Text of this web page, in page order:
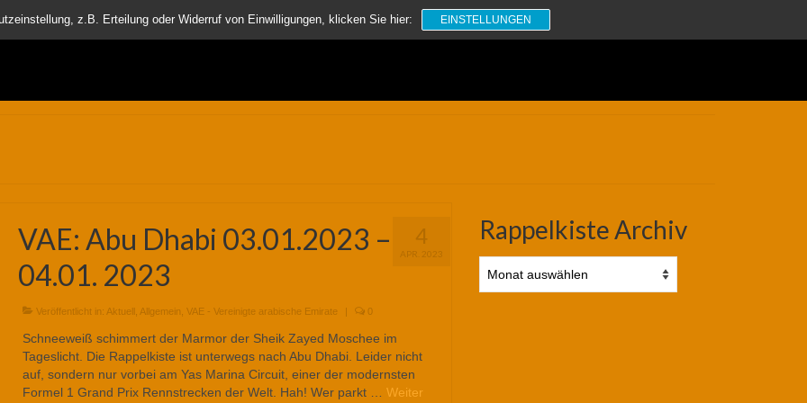
Suchen
nach:
4
APR. 2023
VAE: Abu Dhabi 03.01.2023 –
04.01. 2023
Veröffentlicht in: Aktuell, Allgemein VAE - Vereinigte arabische Emirate | 0
Schneeweiß schimmert der Marmor der Sheik Zayed Moschee im
Tageslicht. Die Rappelkiste ist unterwegs nach Abu Dhabi. Leider nicht
auf, sondern nur vorbei am Yas Marina Circuit, einer der modernsten
Formel 1 Grand Prix Rennstrecken der Welt. Hah! Wer parkt … Weiter
Rappelkiste Archiv
Archiv
z.B. Erteilung oder Widerruf von Einwilligungen, klicken Sie hier: EINSTELLUNGEN